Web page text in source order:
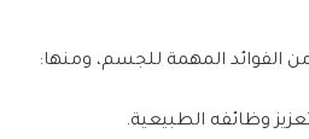
الفوائد المهمة للجسم، ومنها:
وظائفه الطبيعية.